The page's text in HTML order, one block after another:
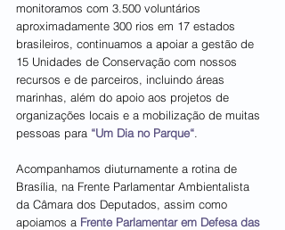
monitoramos com 3.500 voluntários
aproximadamente 300 rios em 17 estados
brasileiros, continuamos a apoiar a gestão de
15 Unidades de Conservação com nossos
recursos e de parceiros, incluindo áreas
marinhas, além do apoio aos projetos de
organizações locais e a mobilização de muitas
pessoas para “Um Dia no Parque“.
Acompanhamos diuturnamente a rotina de
Brasília, na Frente Parlamentar Ambientalista
da Câmara dos Deputados, assim como
apoiamos a Frente Parlamentar em Defesa das